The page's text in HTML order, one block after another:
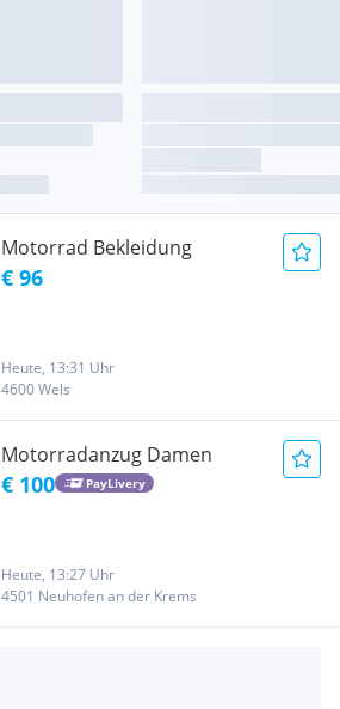
Motorrad Bekleidung
€ 96
Heute, 13:31 Uhr
4600 Wels
Motorradanzug Damen
€ 100 PayLivery
Heute, 13:27 Uhr
4501 Neuhofen an der Krems